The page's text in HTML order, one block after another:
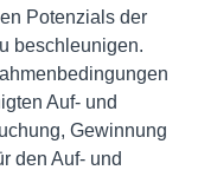
Potenzials der
beschleunigen.
Auf- und
Gewinnung
den Auf- und